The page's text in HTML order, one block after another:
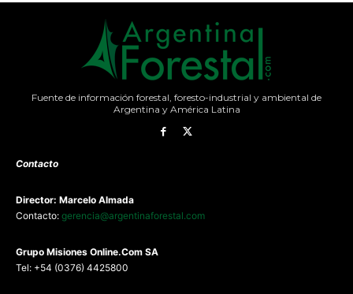
Fuente de información forestal, foresto-industrial y ambiental de
Argentina y América Latina
Contacto
Director: Marcelo Almada
Contacto: gerencia@argentinaforestal.com
Grupo Misiones Online.Com SA
Tel: +54 (0376) 4425800